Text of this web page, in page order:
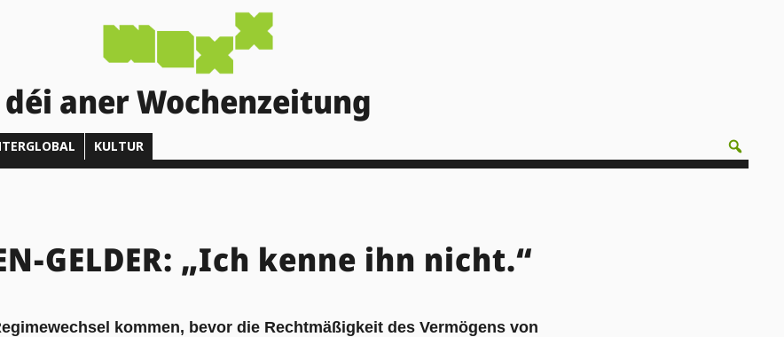
déi aner Wochenzeitung
KULTUR
GELDER: „Ich kenne ihn nicht.“
kommen, bevor die Rechtmäßigkeit des Vermögens von